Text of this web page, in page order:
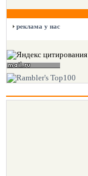
реклама у нас